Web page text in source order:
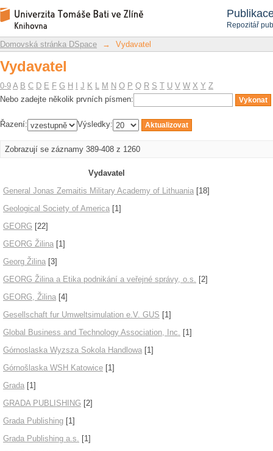
Repozitář
Vydavatel
Repozitář DSpace/Manakin
Domovská stránka DSpace → Vydavatel
Vydavatel
0-9 A B C D E F G H J K L M N O P Q R S T U V W X Y Z
Nebo zadejte několik prvních písmen:
Řazení: Výsledky:
Zobrazují se záznamy 389-408 z 1260
Vydavatel
General Jonas Zemaitis Military Academy of Lithuania [18]
Geological Society of America [1]
GEORG [22]
GEORG Žilina [1]
Georg Žilina [3]
GEORG Žilina a Etika podnikání a veřejné správy, o.s. [2]
GEORG, Žilina [4]
Gesellschaft fur Umweltsimulation e.V. GUS [1]
Global Business and Technology Association, Inc. [1]
Górnoslaska Wyzsza Sokola Handlowa [1]
Górnošlaska WSH Katowice [1]
Grada [1]
GRADA PUBLISHING [2]
Grada Publishing [1]
Grada Publishing a.s. [1]